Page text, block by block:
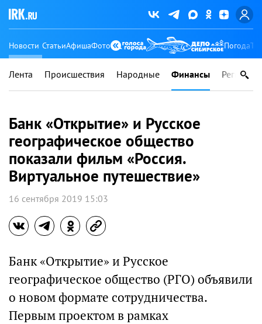
Новости СтатьиАфишаФото Погода
Лента Происшествия Народные Финансы Регионы
Банк «Открытие» и Русское
географическое общество
показали фильм «Россия.
Виртуальное путешествие»
16 сентября 2019 15:03
Банк «Открытие» и Русское
географическое общество (РГО) объявили
о новом формате сотрудничества.
Первым проектом в рамках